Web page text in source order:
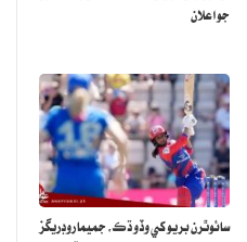
جو اعلان
سائوٿرن بريو کي وڏو ڌڪ، جميما روڊريگز